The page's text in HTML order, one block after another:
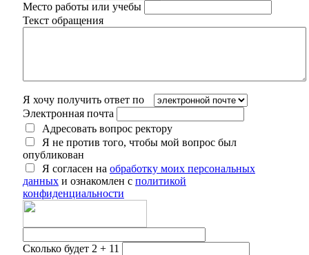
Место работы или учебы
Текст обращения
Я хочу получить ответ по
Электронная почта
Адресовать вопрос ректору
Я не против того, чтобы мой вопрос был
опубликован
Я согласен на обработку моих персональных
данных и ознакомлен с политикой
конфиденциальности
Сколько будет 2 + 11